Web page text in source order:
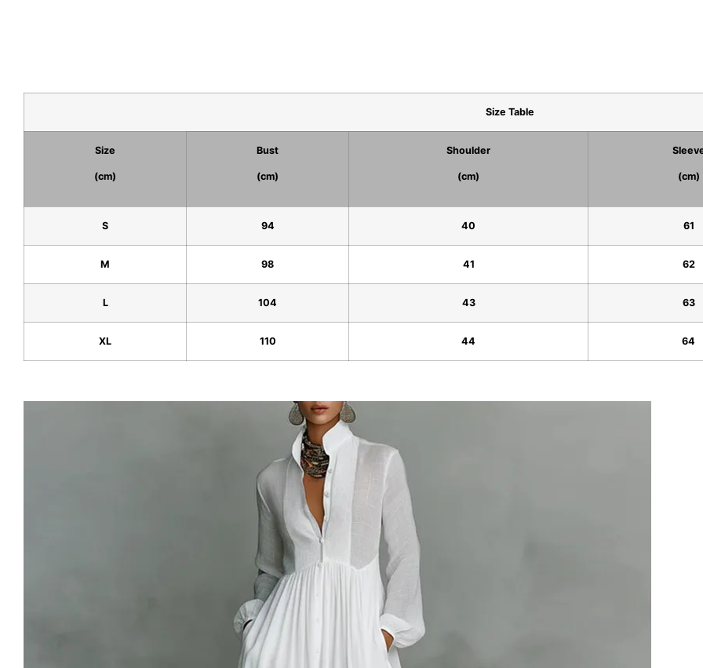
Size Table
Size
(cm)
Bust
(cm)
Shoulder
(cm) (cm)
S 94 40 61
M 98 41 62
L 104 43 63
XL 110 44 64